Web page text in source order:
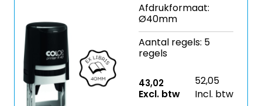
Afdrukformaat:
Ø40mm
Aantal regels: 5
regels
43,02
Excl. btw
52,05
Incl. btw